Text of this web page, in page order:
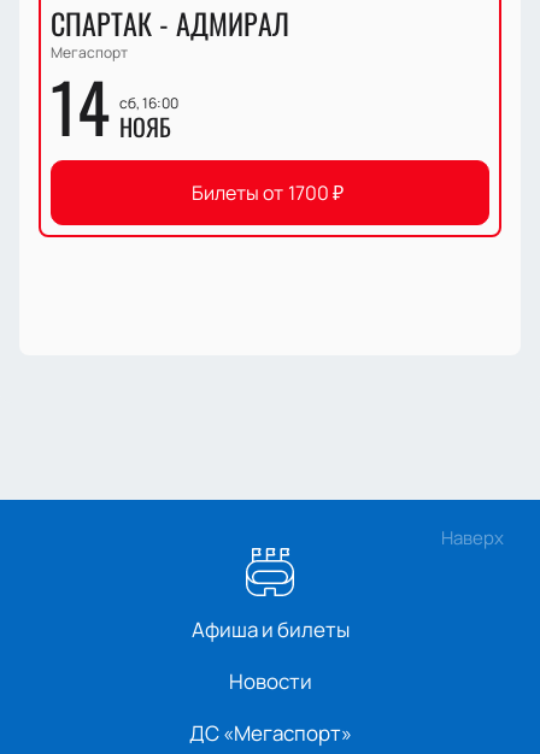
СПАРТАК - АДМИРАЛ
Мегаспорт
14 сб, 16:00
НОЯБ
Билеты от 1700₽
Наверх
Афиша и билеты
Новости
ДС «Мегаспорт»